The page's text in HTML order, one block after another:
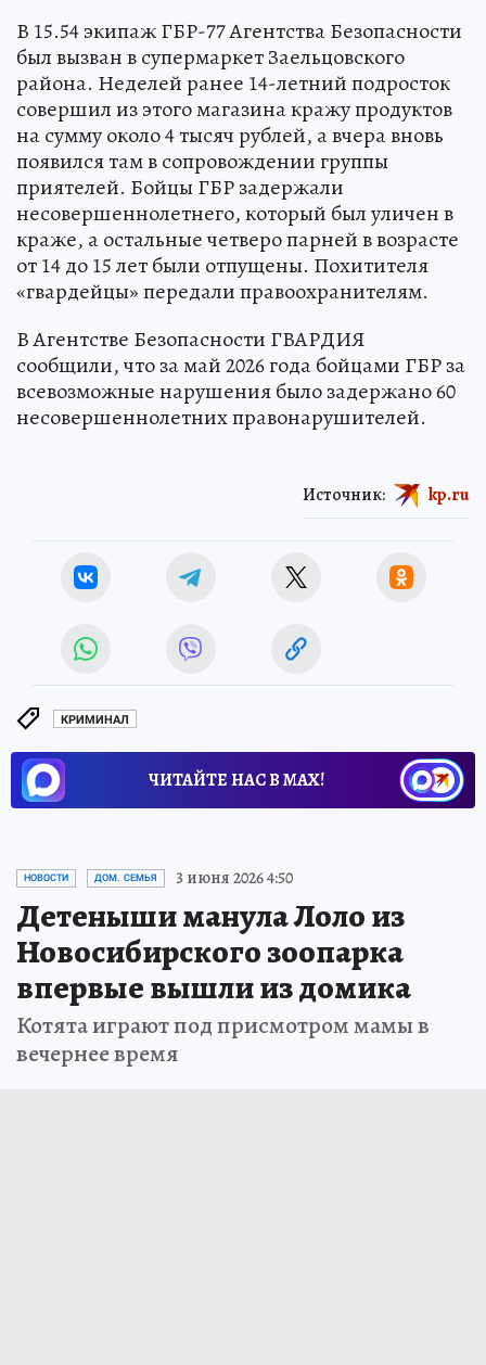
В 15.54 экипаж ГБР-77 Агентства Безопасности
был вызван в супермаркет Заельцовского
района. Неделей ранее 14-летний подросток
совершил из этого магазина кражу продуктов
на сумму около 4 тысяч рублей, а вчера вновь
появился там в сопровождении группы
приятелей. Бойцы ГБР задержали
несовершеннолетнего, который был уличен в
краже, а остальные четверо парней в возрасте
от 14 до 15 лет были отпущены. Похитителя
«гвардейцы» передали правоохранителям.
В Агентстве Безопасности ГВАРДИЯ
сообщили, что за май 2026 года бойцами ГБР за
всевозможные нарушения было задержано 60
несовершеннолетних правонарушителей.
Источник: kp.ru
КРИМИНАЛ
ЧИТАЙТЕ НАС В МАХ!
НОВОСТИ ДОМ. СЕМЬЯ 3 июня 2026 4:50
Детеныши манула Лоло из
Новосибирского зоопарка
впервые вышли из домика
Котята играют под присмотром мамы в
вечернее время